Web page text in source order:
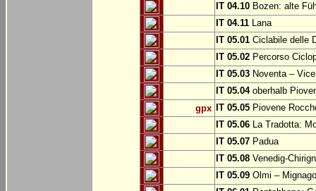
IT 04.10 Bozen: alte
IT 04.11 Lana
IT 05.01 Ciclabile delle
IT 05.02 Percorso
IT 05.03 Noventa –
IT 05.04oberhalb
gpx
IT 05.05 Piovene
IT 05.06 La Tradotta:
IT 05.07 Padua
IT 05.08 Venedig-
IT 05.09 Olmi –